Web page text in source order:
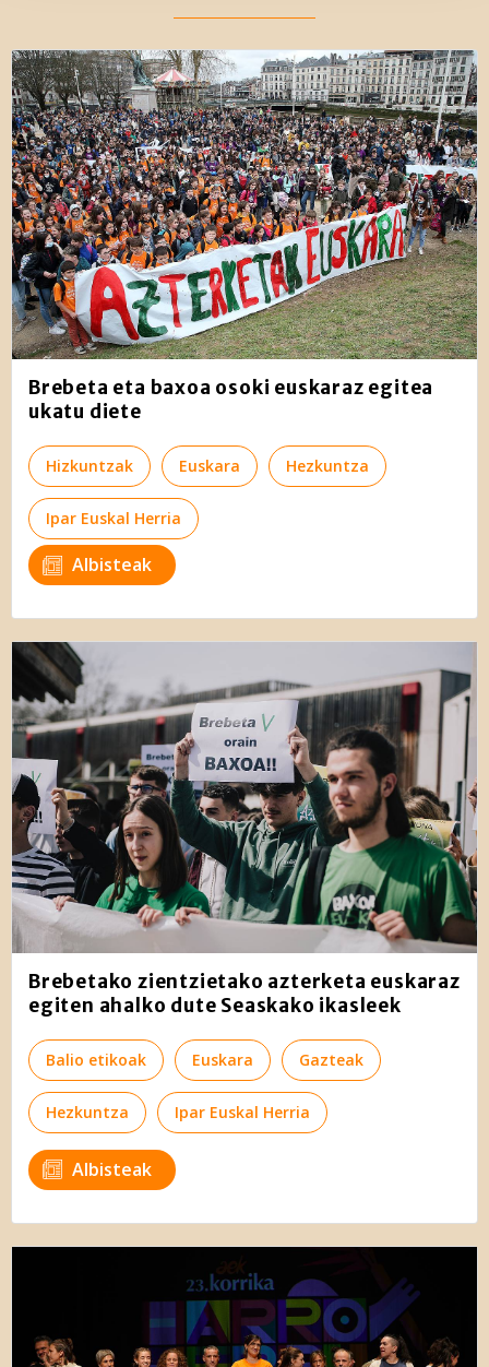
Webgune honek cookie propioak eta hirugarrenen cookie-
fitxategiak erabiltzen ditu. Zure esperientzia eta
zerbitzuak hobetzeko asmoz, cookie teknologiaz
baliatzen gara. Ohar hau onartuz gero, teknologia hori
erabiltzeko baimen esplizitua ematen diguzu.Gehiago
irakurri
Brebeta eta baxoa osoki euskaraz egitea
ukatu diete
Hizkuntzak Euskara Hezkuntza
Ipar Euskal Herria
Albisteak
Brebetako zientzietako azterketa euskaraz
egiten ahalko dute Seaskako ikasleek
Balio etikoak Euskara Gazteak
Hezkuntza Ipar Euskal Herria
Albisteak